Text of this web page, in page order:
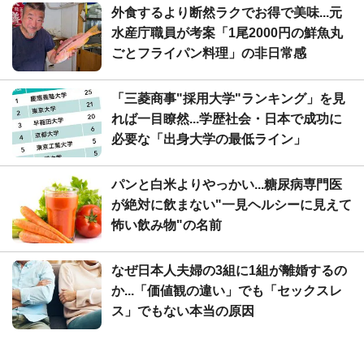
外食するより断然ラクでお得で美味...元
水産庁職員が考案「1尾2000円の鮮魚丸
ごとフライパン料理」の非日常感
「三菱商事"採用大学"ランキング」を見
れば一目瞭然...学歴社会・日本で成功に
必要な「出身大学の最低ライン」
パンと白米よりやっかい...糖尿病専門医
が絶対に飲まない"一見ヘルシーに見えて
怖い飲み物"の名前
なぜ日本人夫婦の3組に1組が離婚するの
か...「価値観の違い」でも「セックスレ
ス」でもない本当の原因